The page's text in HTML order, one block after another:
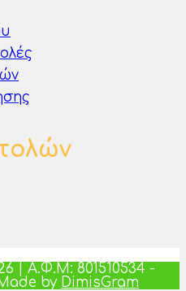
| Α.Φ.Μ: 801510534 -
by DimisGram